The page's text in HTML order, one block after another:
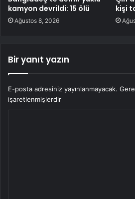
kamyon devrildi: 15 ölü
Ağustos 8, 2026
kişi
Bir yanıt yazın
E-posta adresiniz yayınlanmayacak.
işaretlenmişlerdir